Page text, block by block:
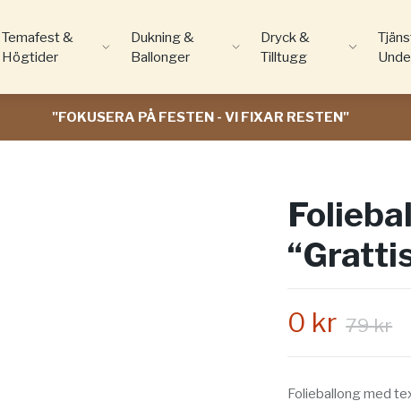
Temafest &
Högtider
Dukning &
Ballonger
Dryck &
Tilltugg
"FOKUSERA PÅ FESTEN - VI FIXAR RESTEN"
0 kr 79 kr
Folieballong med